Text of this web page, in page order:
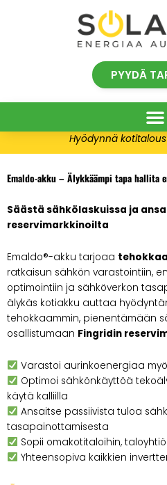
PYYDÄ
Hyödynnä
Emaldo-akku – Älykkäämpi tapa hallita
Säästä sähkölaskuissa ja
reservimarkkinoilta
Emaldo®-akku tarjoaa
ratkaisun sähkön varastointiin,
optimointiin ja sähköverkon
älykäs kotiakku auttaa
tehokkaammin, pienentämään
osallistumaan Fingridin
Varastoi aurinkoenergiaa
Optimoi sähkönkäyttöä
käytä kalliilla
Ansaitse passiivista tuloa
tasapainottamisesta
Sopii omakotitaloihin,
Yhteensopiva kaikkien